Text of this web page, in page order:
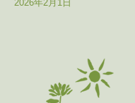
2026年2月1日